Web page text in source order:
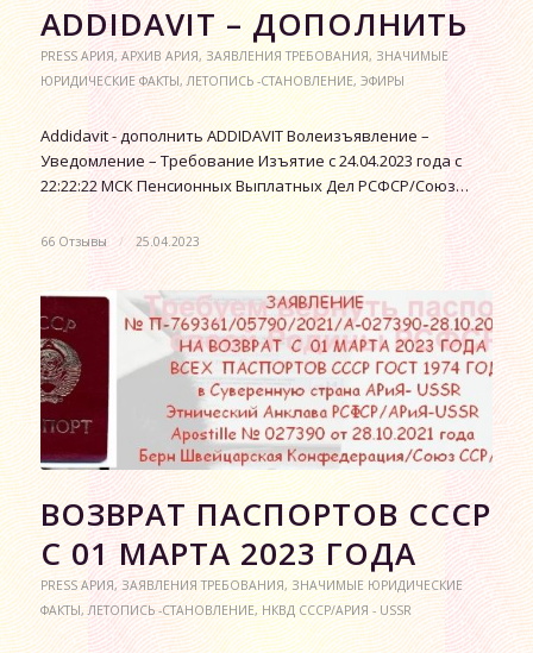
АDDIDAVIT – ДОПОЛНИТЬ
PRESS АРИЯ, АРХИВ АРИЯ,ЗАЯВЛЕНИЯ ТРЕБОВАНИЯ,ЗНАЧИМЫЕ
ЮРИДИЧЕСКИЕ ФАКТЫ,ЛЕТОПИСЬ -СТАНОВЛЕНИЕ,ЭФИРЫ
Аddidavit - дополнить ADDIDAVIT Волеизъявление –
Уведомление – Требование Изъятие с 24.04.2023 года с
22:22:22 МСК Пенсионных Выплатных Дел РСФСР/Союз…
66 Отзывы / 25.04.2023
ВОЗВРАТ ПАСПОРТОВ СССР
С 01 МАРТА 2023 ГОДА
PRESS АРИЯ,ЗАЯВЛЕНИЯ ТРЕБОВАНИЯ,ЗНАЧИМЫЕ ЮРИДИЧЕСКИЕ
ФАКТЫ,ЛЕТОПИСЬ -СТАНОВЛЕНИЕ,НКВД СССР/АРИЯ - USSR